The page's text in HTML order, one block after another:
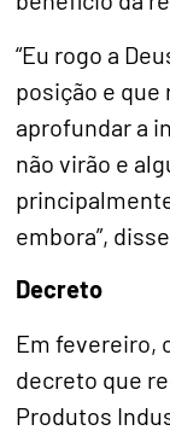
“Eu rogo a
posição e que
aprofundar a
não virão e
embora”,
Decreto
Em fevereiro,
decreto que
Produtos